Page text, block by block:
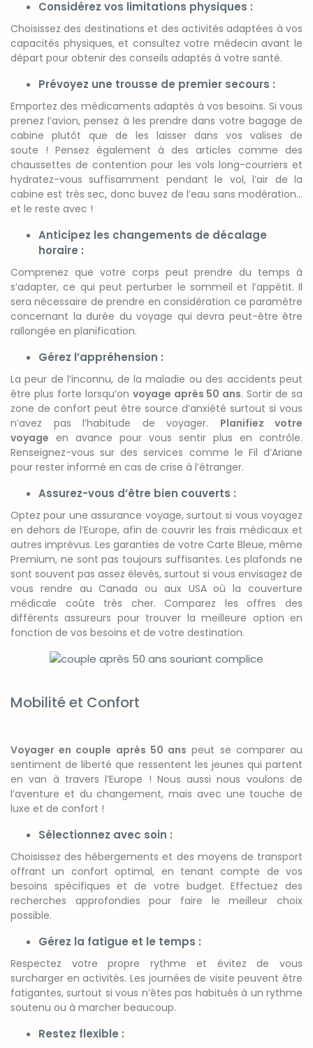
Considérez vos limitations physiques :
Choisissez des destinations et des activités adaptées à vos
capacités physiques, et consultez votre médecin avant le
départ pour obtenir des conseils adaptés à votre santé.
Prévoyez une trousse de premier secours :
Emportez des médicaments adaptés à vos besoins. Si vous
prenez l’avion, pensez à les prendre dans votre bagage de
cabine plutôt que de les laisser dans vos valises de
soute ! Pensez également à des articles comme des
chaussettes de contention pour les vols long-courriers et
hydratez-vous suffisamment pendant le vol,l’air de la
cabine est très sec, donc buvez de l’eau sans modération…
et le reste avec !
Anticipez les changements de décalage
horaire :
Comprenez que votre corps peut prendre du temps à
s’adapter, ce qui peut perturber le sommeil et l’appétit. Il
sera nécessaire de prendre en considération ce paramètre
concernant la durée du voyage qui devra peut-être être
rallongée en planification.
Gérez l’appréhension :
La peur de l’inconnu, de la maladie ou des accidents peut
être plus forte lorsqu’on voyage après 50 ans. Sortir de sa
zone de confort peut être source d’anxiété surtout si vous
n’avez pas l’habitude de voyager. Planifiez votre
voyage en avance pour vous sentir plus en contrôle.
Renseignez-vous sur des services comme le Fil d’Ariane
pour rester informé en cas de crise à l’étranger.
Assurez-vous d’être bien couverts :
Optez pour une assurance voyage, surtout si vous voyagez
en dehors de l’Europe, afin de couvrir les frais médicaux et
autres imprévus. Les garanties de votre Carte Bleue, même
Premium, ne sont pas toujours suffisantes. Les plafonds ne
sont souvent pas assez élevés, surtout si vous envisagez de
vous rendre au Canada ou aux USA où la couverture
médicale coûte très cher. Comparez les offres des
différents assureurs pour trouver la meilleure option en
fonction de vos besoins et de votre destination.
Mobilité et Confort
Voyager en couple après 50 ans peut se comparer au
sentiment de liberté que ressentent les jeunes qui partent
en van à travers l’Europe ! Nous aussi nous voulons de
l’aventure et du changement, mais avec une touche de
luxe et de confort !
Sélectionnez avec soin :
Choisissez des hébergements et des moyens de transport
offrant un confort optimal, en tenant compte de vos
besoins spécifiques et de votre budget. Effectuez des
recherches approfondies pour faire le meilleur choix
possible.
Gérez la fatigue et le temps :
Respectez votre propre rythme et évitez de vous
surcharger en activités. Les journées de visite peuvent être
fatigantes, surtout si vous n’êtes pas habitués à un rythme
soutenu ou à marcher beaucoup.
Restez flexible :